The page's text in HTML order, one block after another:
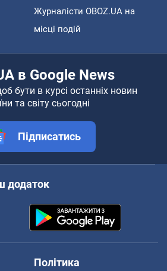
Журналісти OBOZ.UA на
місці подій
в Google News
бути в курсі останніх новин
та світу сьогодні
Підписатись
додаток
Політика